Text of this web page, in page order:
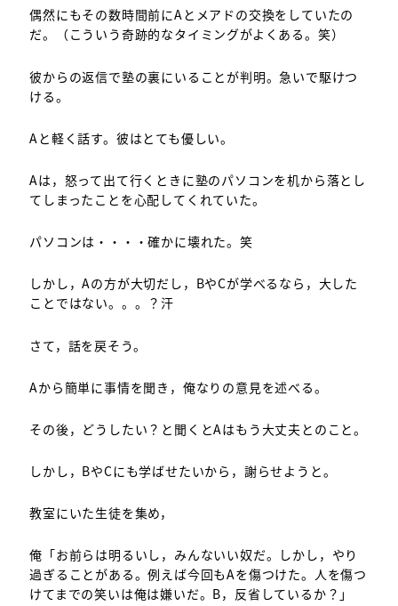
偶然にもその数時間前にAとメアドの交換をしていたの
だ。（こういう奇跡的なタイミングがよくある。笑）
彼からの返信で塾の裏にいることが判明。急いで駆けつ
ける。
Aと軽く話す。彼はとても優しい。
Aは，怒って出て行くときに塾のパソコンを机から落とし
てしまったことを心配してくれていた。
パソコンは・・・・確かに壊れた。笑
しかし，Aの方が大切だし，BやCが学べるなら，大した
ことではない。。。？汗
さて，話を戻そう。
Aから簡単に事情を聞き，俺なりの意見を述べる。
その後，どうしたい？と聞くとAはもう大丈夫とのこと。
しかし，BやCにも学ばせたいから，謝らせようと。
教室にいた生徒を集め，
俺「お前らは明るいし，みんないい奴だ。しかし，やり
過ぎることがある。例えば今回もAを傷つけた。人を傷つ
けてまでの笑いは俺は嫌いだ。B，反省しているか？」